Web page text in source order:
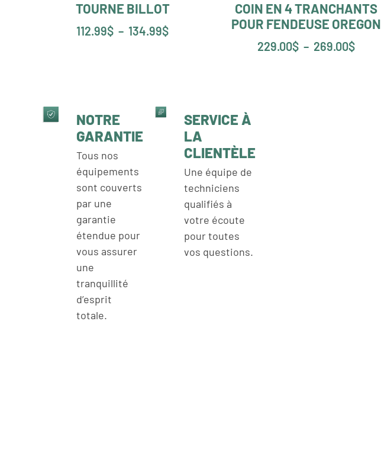
TOURNE BILLOT
112.99$ – 134.99$
COIN EN 4 TRANCHANTS
POUR FENDEUSE OREGON
229.00$ – 269.00$
NOTRE
GARANTIE
Tous nos
équipements
sont couverts
par une
garantie
étendue pour
vous assurer
une
tranquillité
d’esprit
totale.
SERVICE À
LA
CLIENTÈLE
Une équipe de
techniciens
qualifiés à
votre écoute
pour toutes
vos questions.